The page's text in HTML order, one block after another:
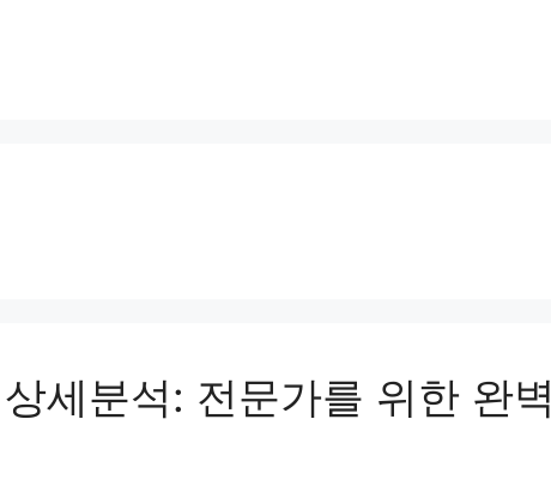
세분석: 전문가를 위한 완벽